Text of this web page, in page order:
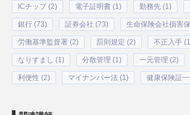
ICチップ (2) 電子証明書 (1) 勤務先 (1)
銀行 (73) 証券会社 (73) 生命保険会社損害
労働基準監督署 (2) 罰則規定 (2) 不正入手
なりすまし (1) 分散管理 (1) 一元管理 (2)
利便性 (2) マイナンバー法 (1) 健康保険証